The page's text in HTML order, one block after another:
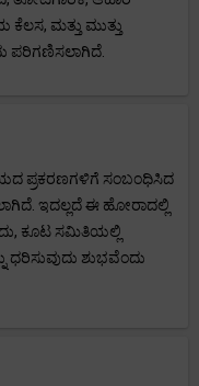
ಮತ್ತು ಮುತ್ತು
ಪರಿಗಣಿಸಲಾಗಿದೆ.
ಪ್ರಕರಣಗಳಿಗೆ ಸಂಬಂಧಿಸಿದ
ಇದಲ್ಲದೆ ಈ ಹೋರಾದಲ್ಲಿ
ಕೂಟ ಸಮಿತಿಯಲ್ಲಿ
ಧರಿಸುವುದು ಶುಭವೆಂದು